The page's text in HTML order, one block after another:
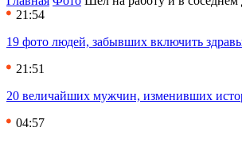
21:54
19 фото людей, забывших включить
21:51
20 величайших мужчин, изменивших
04:57